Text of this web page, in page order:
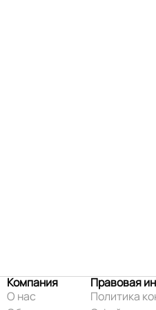
Компания
О нас
Правовая
Политика